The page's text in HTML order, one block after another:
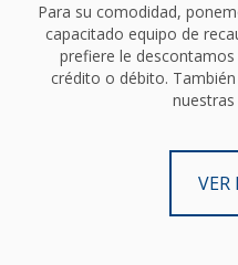
Para su comodidad,
capacitado equipo de
prefiere le
crédito o débito.
VER